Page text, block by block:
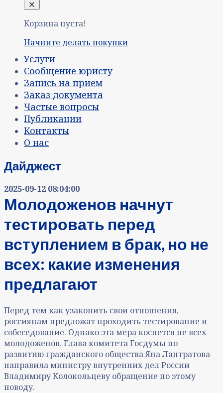
Корзина пуста!
Начните делать покупки
Услуги
Сообщение юристу
Запись на прием
Заказ документа
Частые вопросы
Публикации
Контакты
О нас
Дайджест
2025-09-12 08:04:00
Молодоженов начнут
тестировать перед
вступлением в брак, но не
всех: какие изменения
предлагают
Перед тем как узаконить свои отношения,
россиянам предложат проходить тестирование и
собеседование. Однако эта мера коснется не всех
молодоженов. Глава комитета Госдумы по
развитию гражданского общества Яна Лантратова
направила министру внутренних дел России
Владимиру Колокольцеву обращение по этому
поводу.